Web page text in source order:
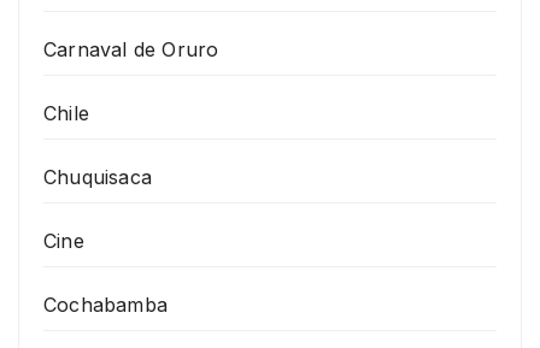
Carnaval de Oruro
Chile
Chuquisaca
Cine
Cochabamba